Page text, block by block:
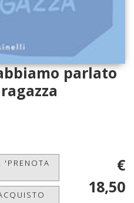
parlato
'PRENOTA
€
18,50